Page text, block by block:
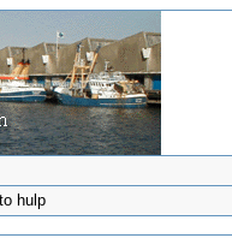
hulp